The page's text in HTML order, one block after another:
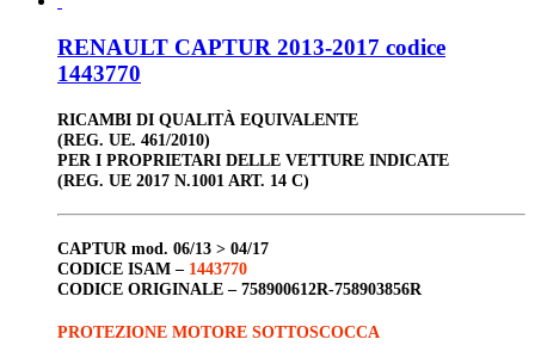
RENAULT CAPTUR 2013-2017 codice
1443770
RICAMBI DI QUALITÀ EQUIVALENTE
(REG. UE. 461/2010)
PER I PROPRIETARI DELLE VETTURE INDICATE
(REG. UE 2017 N.1001 ART. 14 C)
CAPTUR mod. 06/13 > 04/17
CODICE ISAM – 1443770
CODICE ORIGINALE – 758900612R-758903856R
PROTEZIONE MOTORE SOTTOSCOCCA